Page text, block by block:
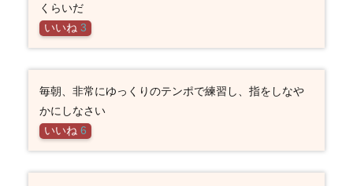
くらいだ
いいね 3
毎朝、非常にゆっくりのテンポで練習し、指をしなや
かにしなさい
いいね 6